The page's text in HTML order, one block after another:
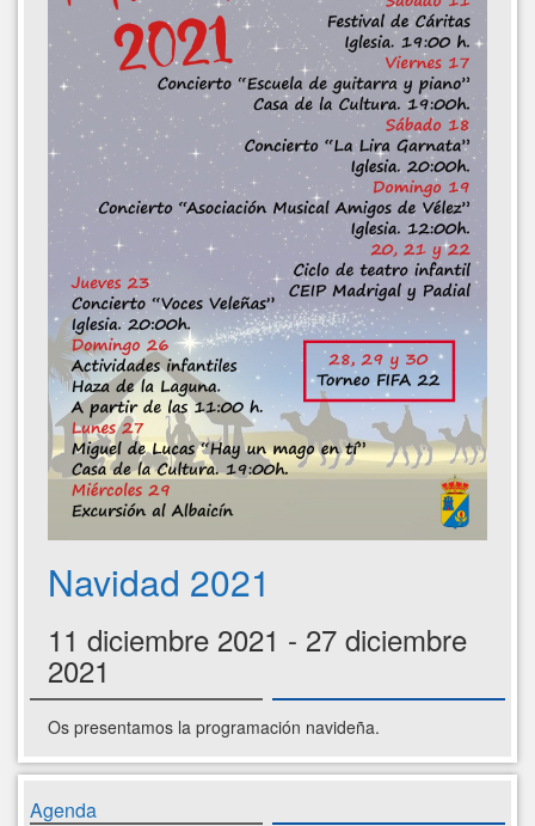
Navidad 2021
11 diciembre 2021 - 27 diciembre
2021
Os presentamos la programación navideña.
Agenda